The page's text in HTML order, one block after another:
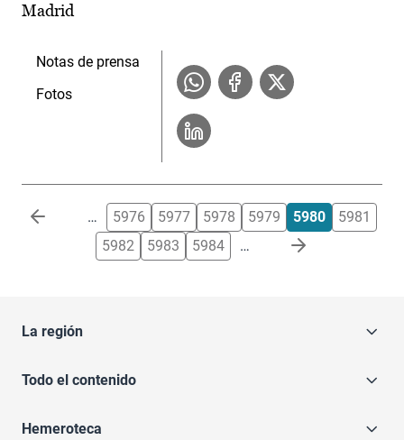
Madrid
Notas de prensa
Fotos
Paginación … 5976 5977 5978 5979 5980
5981
5982
5983 5984 …
La región
Todo el contenido
Hemeroteca